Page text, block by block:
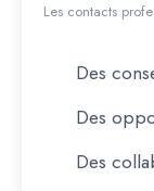
Les contacts
Des
Des
Des